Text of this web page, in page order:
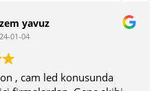
Mesut Kanca
Çok kaliteli işçilik